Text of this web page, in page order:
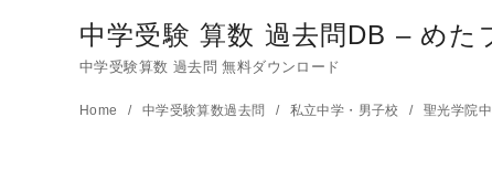
中学受験 算数 過去問DB – めた
中学受験算数 過去問 無料ダウンロード
Home 中学受験算数過去問 私立中学・男子校 聖光学院